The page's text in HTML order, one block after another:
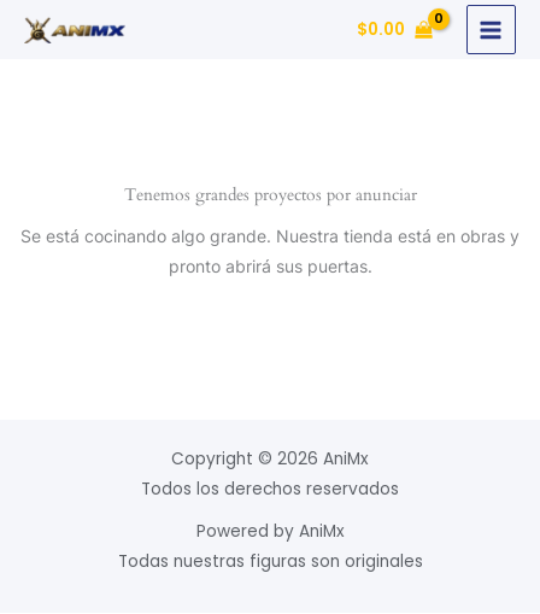
$0.00
Tenemos grandes proyectos por anunciar
Se está cocinando algo grande. Nuestra tienda está en obras y
pronto abrirá sus puertas.
Copyright © 2026 AniMx
Todos los derechos reservados
Powered by AniMx
Todas nuestras figuras son originales